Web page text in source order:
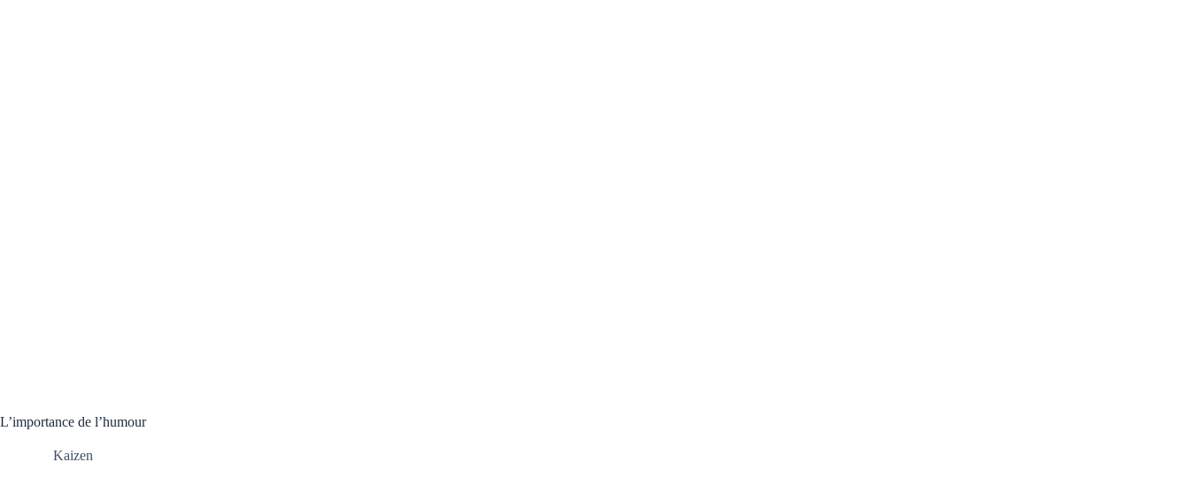
L’importance de l’humour
Kaizen